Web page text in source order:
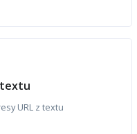
textu
URL z textu